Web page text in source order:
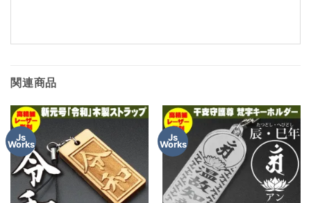
み
関連商品
Js
Works
Js
Works